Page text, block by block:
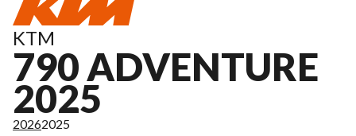
KTM
790 ADVENTURE
2025
20262025